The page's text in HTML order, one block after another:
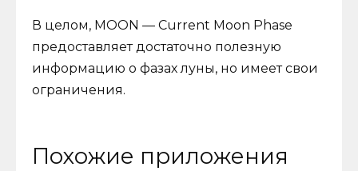
В целом, MOON — Current Moon Phase
предоставляет достаточно полезную
информацию о фазах луны, но имеет свои
ограничения.
Похожие приложения